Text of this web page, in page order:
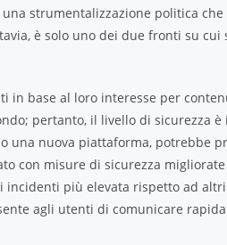
strumentalizzazione politica
è solo uno dei due fronti su cui
in base al loro interesse per
pertanto, il livello di sicurezza è
una nuova piattaforma, potrebbe
con misure di sicurezza migliorate
più elevata rispetto ad
agli utenti di comunicare